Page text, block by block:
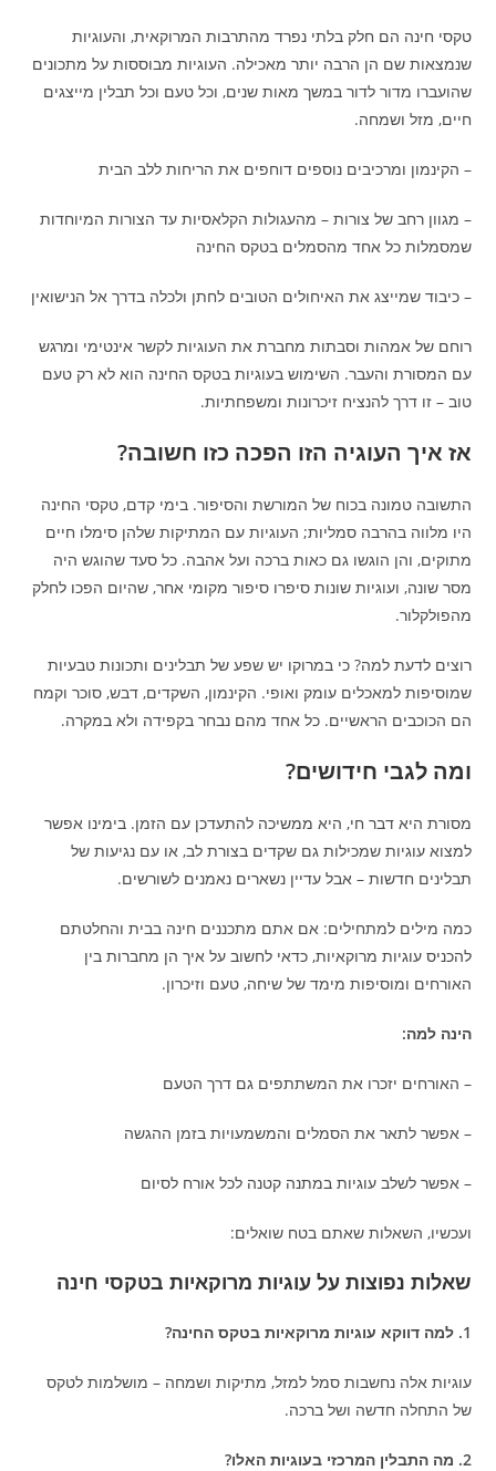
טקסי חינה הם חלק בלתי נפרד מהתרבות המרוקאית, והעוגיות
שנמצאות שם הן הרבה יותר מאכילה. העוגיות מבוססות על מתכונים
שהועברו מדור לדור במשך מאות שנים, וכל טעם וכל תבלין מייצגים
חיים, מזל ושמחה.
– הקינמון ומרכיבים נוספים דוחפים את הריחות ללב הבית
– מגוון רחב של צורות – מהעגולות הקלאסיות עד הצורות המיוחדות
שמסמלות כל אחד מהסמלים בטקס החינה
– כיבוד שמייצג את האיחולים הטובים לחתן ולכלה בדרך אל הנישואין
רוחם של אמהות וסבתות מחברת את העוגיות לקשר אינטימי ומרגש
עם המסורת והעבר. השימוש בעוגיות בטקס החינה הוא לא רק טעם
טוב – זו דרך להנציח זיכרונות ומשפחתיות.
אז איך העוגיה הזו הפכה כזו חשובה?
התשובה טמונה בכוח של המורשת והסיפור. בימי קדם, טקסי החינה
היו מלווה בהרבה סמליות; העוגיות עם המתיקות שלהן סימלו חיים
מתוקים, והן הוגשו גם כאות ברכה ועל אהבה. כל סעד שהוגש היה
מסר שונה, ועוגיות שונות סיפרו סיפור מקומי אחר, שהיום הפכו לחלק
מהפולקלור.
רוצים לדעת למה? כי במרוקו יש שפע של תבלינים ותכונות טבעיות
שמוסיפות למאכלים עומק ואופי. הקינמון, השקדים, דבש, סוכר וקמח
הם הכוכבים הראשיים. כל אחד מהם נבחר בקפידה ולא במקרה.
ומה לגבי חידושים?
מסורת היא דבר חי, היא ממשיכה להתעדכן עם הזמן. בימינו אפשר
למצוא עוגיות שמכילות גם שקדים בצורת לב, או עם נגיעות של
תבלינים חדשות – אבל עדיין נשארים נאמנים לשורשים.
כמה מילים למתחילים: אם אתם מתכננים חינה בבית והחלטתם
להכניס עוגיות מרוקאיות, כדאי לחשוב על איך הן מחברות בין
האורחים ומוסיפות מימד של שיחה, טעם וזיכרון.
הינה למה:
– האורחים יזכרו את המשתתפים גם דרך הטעם
– אפשר לתאר את הסמלים והמשמעויות בזמן ההגשה
– אפשר לשלב עוגיות במתנה קטנה לכל אורח לסיום
ועכשיו, השאלות שאתם בטח שואלים:
שאלות נפוצות על עוגיות מרוקאיות בטקסי חינה
1. למה דווקא עוגיות מרוקאיות בטקס החינה?
עוגיות אלה נחשבות סמל למזל, מתיקות ושמחה – מושלמות לטקס
של התחלה חדשה ושל ברכה.
2. מה התבלין המרכזי בעוגיות האלו?